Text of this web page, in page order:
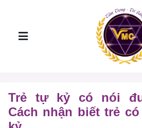
Trẻ tự kỷ có nói
Cách nhận biết trẻ